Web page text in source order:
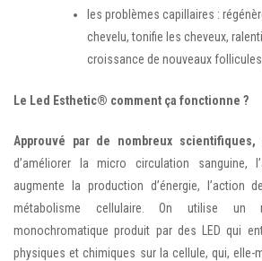
les problèmes capillaires :
chevelu, tonifie les cheveux,
croissance de nouveaux follicules
Le Led Esthetic® comment ça fonctionne ?
Approuvé par de nombreux scientifiques,
d’améliorer la micro circulation sanguine,
augmente la production d’énergie, l’action
métabolisme cellulaire. On utilise un
monochromatique produit par des LED qui
physiques et chimiques sur la cellule, qui, elle-